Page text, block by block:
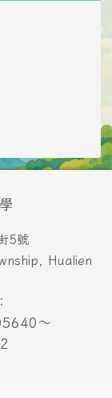
5號
Hualien
～